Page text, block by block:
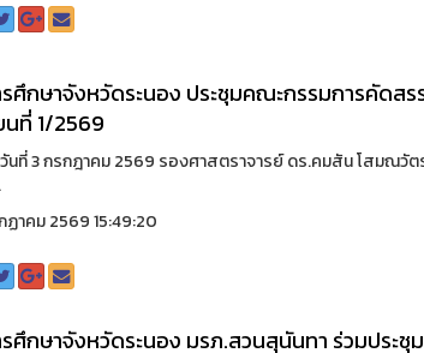
ศึกษาจังหวัดระนอง ประชุมคณะกรรมการคัดส
นที่ 1/2569
นที่ 3 กรกฎาคม 2569 รองศาสตราจารย์ ดร.คมสัน โสมณวั
ฏาคม 2569 15:49:20
ศึกษาจังหวัดระนอง มรภ.สวนสุนันทา ร่วมประ